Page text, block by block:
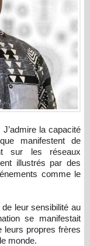
manifestent de
sur les réseaux
illustrés par des
comme le
leur sensibilité au
se manifestait
leurs propres frères
monde.